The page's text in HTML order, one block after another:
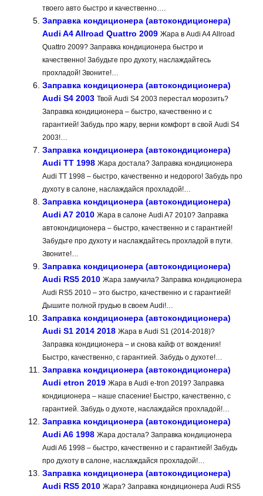
твоего авто быстро и качественно….
Заправка кондиционера (автокондиционера)
Audi A4 Allroad Quattro 2009 Жара в Audi A4 Allroad
Quattro 2009? Заправка кондиционера быстро и
качественно! Забудьте про духоту, наслаждайтесь
прохладой! Звоните!…
Заправка кондиционера (автокондиционера)
Audi S4 2003 Твой Audi S4 2003 перестал морозить?
Заправка кондиционера – быстро, качественно и с
гарантией! Забудь про жару, верни комфорт в свой Audi S4
2003!…
Заправка кондиционера (автокондиционера)
Audi TT 1998 Жара достала? Заправка кондиционера
Audi TT 1998 – быстро, качественно и недорого! Забудь про
духоту в салоне, наслаждайся прохладой!…
Заправка кондиционера (автокондиционера)
Audi A7 2010 Жара в салоне Audi A7 2010? Заправка
автокондиционера – быстро, качественно и с гарантией!
Забудьте про духоту и наслаждайтесь прохладой в пути.
Звоните!…
Заправка кондиционера (автокондиционера)
Audi RS5 2010 Жара замучила? Заправка кондиционера
Audi RS5 2010 – это быстро, качественно и с гарантией!
Дышите полной грудью в своем Audi!…
Заправка кондиционера (автокондиционера)
Audi S1 2014 2018 Жара в Audi S1 (2014-2018)?
Заправка кондиционера – и снова кайф от вождения!
Быстро, качественно, с гарантией. Забудь о духоте!…
Заправка кондиционера (автокондиционера)
Audi etron 2019 Жара в Audi e-tron 2019? Заправка
кондиционера – наше спасение! Быстро, качественно, с
гарантией. Забудь о духоте, наслаждайся прохладой!…
Заправка кондиционера (автокондиционера)
Audi A6 1998 Жара достала? Заправка кондиционера
Audi A6 1998 – быстро, качественно и с гарантией! Забудь
про духоту в салоне, наслаждайся прохладой!…
Заправка кондиционера (автокондиционера)
Audi RS5 2010 Жара? Заправка кондиционера Audi RS5